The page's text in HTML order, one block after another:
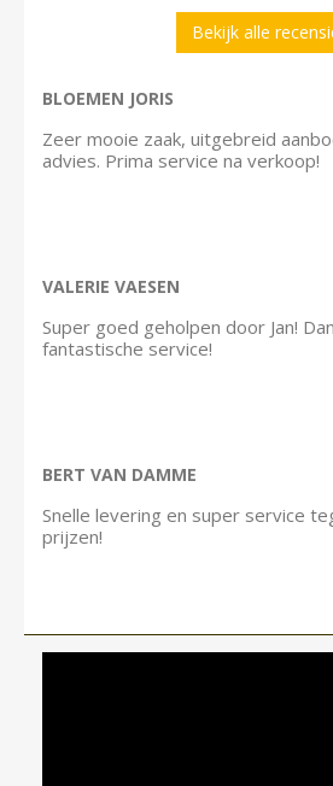
Bekijk alle
BLOEMEN JORIS
Zeer mooie zaak, uitgebreid
advies. Prima service na verkoop!
VALERIE VAESEN
Super goed geholpen door Jan!
fantastische service!
BERT VAN DAMME
Snelle levering en super service
prijzen!